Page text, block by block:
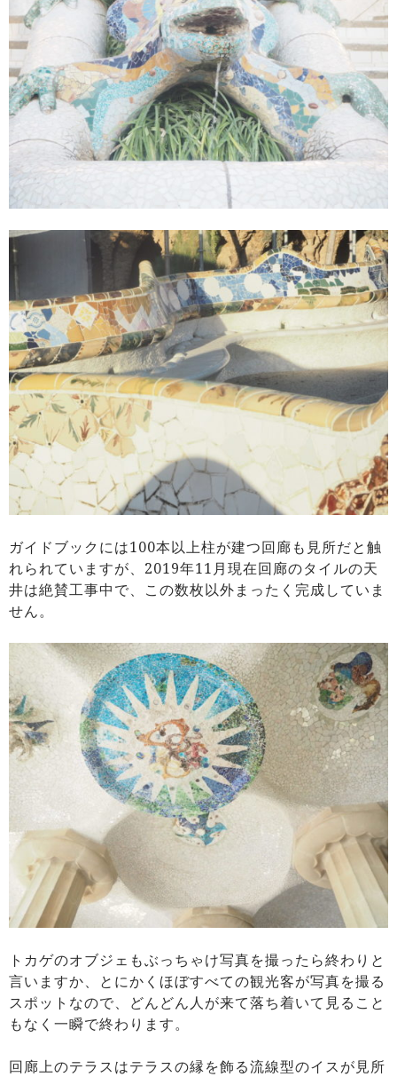
ガイドブックには100本以上柱が建つ回廊も見所だと触
れられていますが、2019年11月現在回廊のタイルの天
井は絶賛工事中で、この数枚以外まったく完成していま
せん。
トカゲのオブジェもぶっちゃけ写真を撮ったら終わりと
言いますか、とにかくほぼすべての観光客が写真を撮る
スポットなので、どんどん人が来て落ち着いて見ること
もなく一瞬で終わります。
回廊上のテラスはテラスの縁を飾る流線型のイスが見所